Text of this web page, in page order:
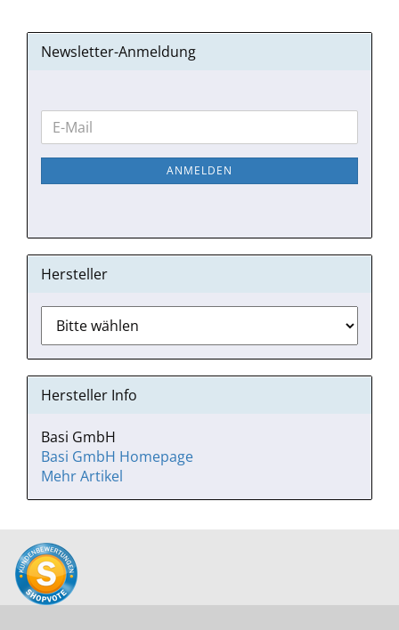
Newsletter-Anmeldung
WEITER
ZUR
NEWSLETTER-
E-
Mail
ANMELDEN
Hersteller
Hersteller Info
Basi GmbH
Basi GmbH Homepage
Mehr Artikel